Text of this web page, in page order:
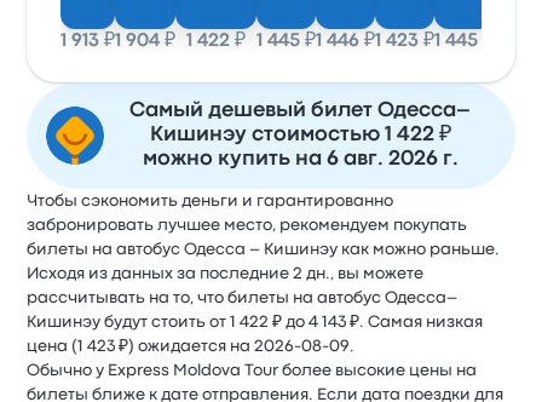
1 913 ₽1 904 ₽ 1 422 ₽ 1 445 ₽1 446 ₽1 423 ₽1 445 ₽
Самый дешевый билет Одесса–
Кишинэу стоимостью 1 422 ₽
можно купить на 6 авг. 2026 г.
Чтобы сэкономить деньги и гарантированно
забронировать лучшее место, рекомендуем покупать
билеты на автобус Одесса – Кишинэу как можно раньше.
Исходя из данных за последние 2 дн., вы можете
рассчитывать на то, что билеты на автобус Одесса–
Кишинэу будут стоить от 1 422 ₽ до 4 143 ₽. Самая низкая
цена (1 423 ₽) ожидается на 2026-08-09.
Обычно у Express Moldova Tour более высокие цены на
билеты ближе к дате отправления. Если дата поездки для